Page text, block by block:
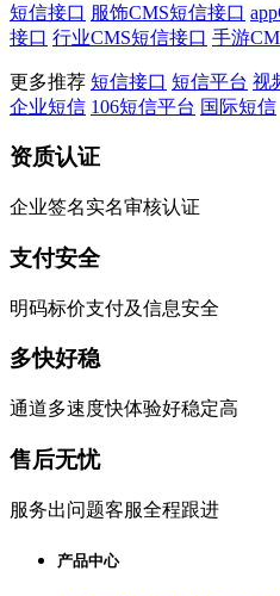
短信接口 服饰CMS短信接口
接口 行业CMS短信接口 手游
更多推荐 短信接口 短信平台 视
企业短信 106短信平台 国际短信
资质认证
企业签名实名审核认证
支付安全
明码标价支付及信息安全
多快好稳
通道多速度快体验好稳定高
售后无忧
服务出问题客服全程跟进
产品中心